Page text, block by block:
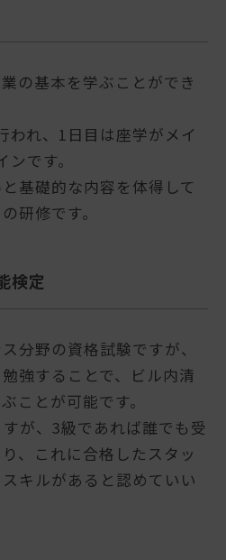
の基本を学ぶことができ
われ、1日目は座学がメイ
です。
基礎的な内容を体得して
研修です。
検定
分野の資格試験ですが、
強することで、ビル内清
ことが可能です。
が、3級であれば誰でも受
、これに合格したスタッ
キルがあると認めていい